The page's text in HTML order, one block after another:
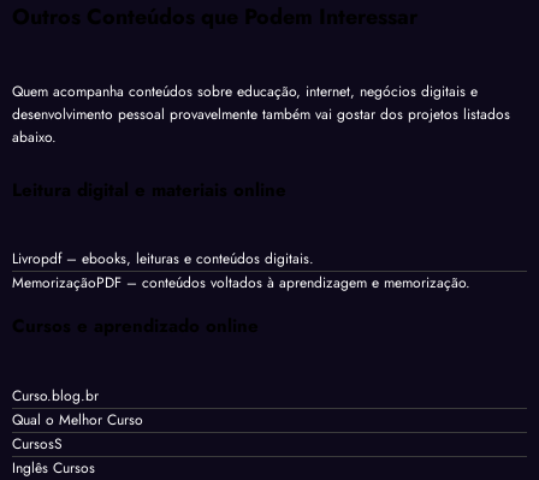
Outros Conteúdos que Podem Interessar
Quem acompanha conteúdos sobre educação, internet, negócios digitais e
desenvolvimento pessoal provavelmente também vai gostar dos projetos listados
abaixo.
Leitura digital e materiais online
Livropdf– ebooks, leituras e conteúdos digitais.
MemorizaçãoPDF – conteúdos voltados à aprendizagem e memorização.
Cursos e aprendizado online
Curso.blog.br
Qual o Melhor Curso
CursosS
Inglês Cursos